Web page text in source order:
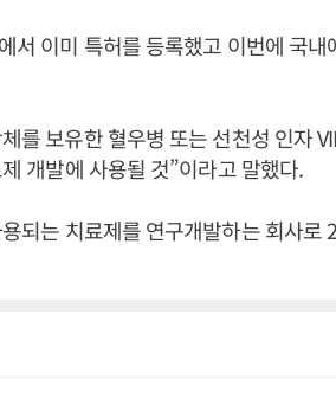
서 이미 특허를 등록했고 이번에 국내
를 보유한 혈우병 또는 선천성 인자
개발에 사용될 것”이라고 말했다.
되는 치료제를 연구개발하는 회사로